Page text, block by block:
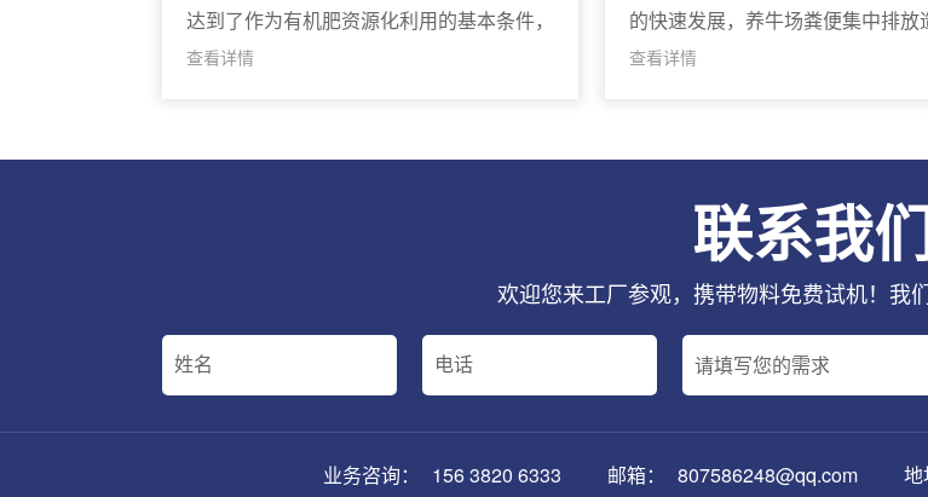
达到了作为有机肥资源化利用的基本条件，
但还没有达到进入市场商品化销售的程度，
一步加工成
查看详情
的快速发展，养牛场粪便集中排放
境污染问题和牛粪综合利用问题日
查看详情
联系我
欢迎您来工厂参观，携带物料免费试机！我
业务咨询： 156 3820 6333 邮箱： 807586248@qq.com
地